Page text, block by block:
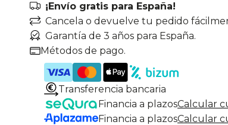
¡Envío gratis para España!
Cancela o devuelve tu pedido
Garantía de 3 años para España.
Métodos de pago.
Transferencia bancaria
Financia a plazosCalcular
Financia a plazosCalcular